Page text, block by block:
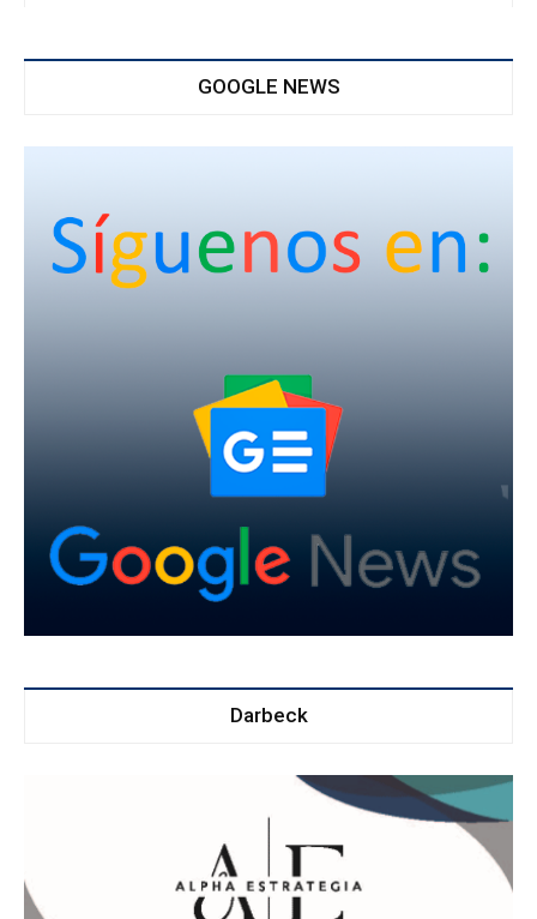
GOOGLE NEWS
Darbeck